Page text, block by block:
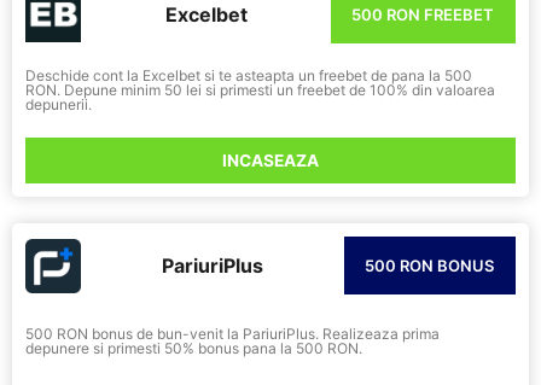
Excelbet 500 RON FREEBET
Deschide cont la Excelbet si te asteapta un freebet de pana la 500
RON. Depune minim 50 lei si primesti un freebet de 100% din valoarea
depunerii.
INCASEAZA
PariuriPlus 500 RON BONUS
500 RON bonus de bun-venit la PariuriPlus. Realizeaza prima
depunere si primesti 50% bonus pana la 500 RON.